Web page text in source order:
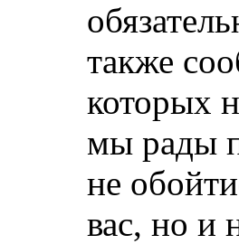
также
которых
мы рады
не
вас, но и